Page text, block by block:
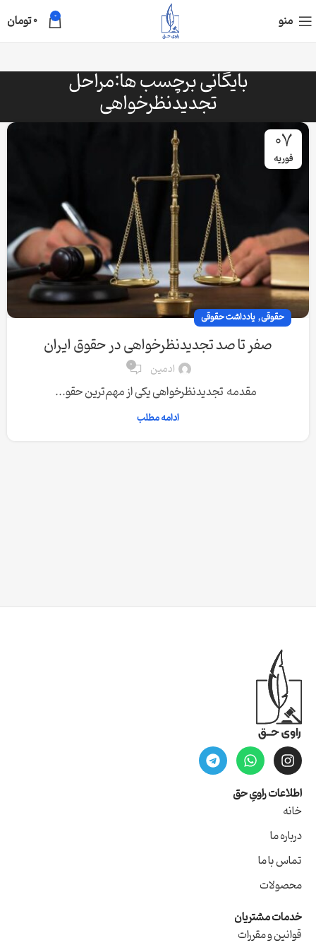
منو 0
0تومان
بایگانی برچسب ها:مراحل
تجدیدنظرخواهی
07
فوریه
حقوقی, یادداشت حقوقی
صفر تا صد تجدیدنظرخواهی در حقوق ایران
ادمین 0
مقدمه تجدیدنظرخواهی یکی از مهم‌ترین حقو...
ادامه مطلب
اطلاعات راویِ حق
خانه
درباره ما
تماس با ما
محصولات
خدمات مشتریان
قوانین و مقررات